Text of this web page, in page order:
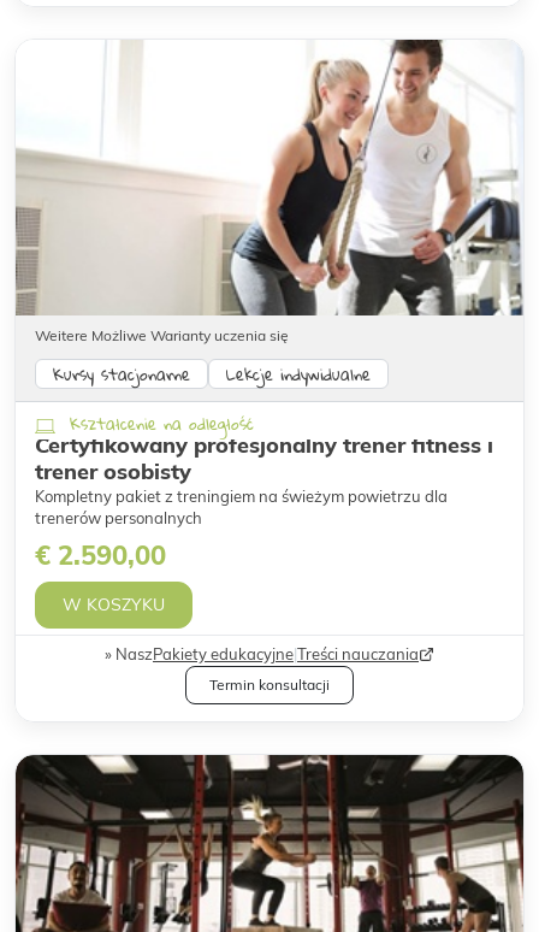
Weitere Możliwe Warianty uczenia się
Kształcenie na odległość
Kursy stacjonarne Lekcje indywidualne
Certyfikowany profesjonalny trener fitness i
trener osobisty
Kompletny pakiet z treningiem na świeżym powietrzu dla
trenerów personalnych
€ 2.590,00
W KOSZYKU
NaszPakiety edukacyjne|Treści nauczania
Termin konsultacji